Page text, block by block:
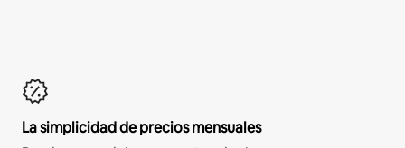
La simplicidad de precios mensuales